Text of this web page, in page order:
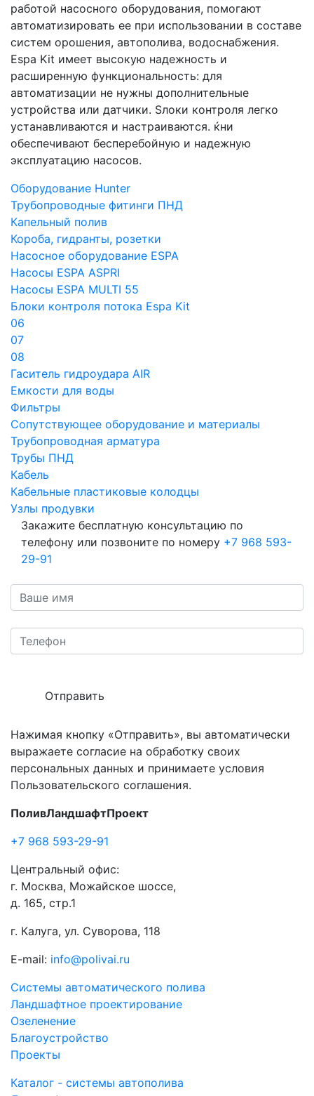
работой насосного оборудования, помогают
автоматизировать ее при использовании в составе
систем орошения, автополива, водоснабжения.
Espa Kit имеет высокую надежность и
расширенную функциональность: для
автоматизации не нужны дополнительные
устройства или датчики. Ѕлоки контроля легко
устанавливаются и настраиваются. ќни
обеспечивают бесперебойную и надежную
эксплуатацию насосов.
Оборудование Hunter
Трубопроводные фитинги ПНД
Капельный полив
Короба, гидранты, розетки
Насосное оборудование ESPA
Насосы ESPA ASPRI
Насосы ESPA MULTI 55
Блоки контроля потока Espa Kit
06
07
08
Гаситель гидроудара AIR
Емкости для воды
Фильтры
Сопутствующее оборудование и материалы
Трубопроводная арматура
Трубы ПНД
Кабель
Кабельные пластиковые колодцы
Узлы продувки
Закажите бесплатную консультацию по
телефону или позвоните по номеру +7 968 593-
29-91
Отправить
Нажимая кнопку «Отправить», вы автоматически
выражаете согласие на обработку своих
персональных данных и принимаете условия
Пользовательского соглашения.
ПоливЛандшафтПроект
+7 968 593-29-91
Центральный офис:
г. Москва, Можайское шоссе,
д. 165, стр.1
г. Калуга, ул. Суворова, 118
E-mail: info@polivai.ru
Системы автоматического полива
Ландшафтное проектирование
Озеленение
Благоустройство
Проекты
Каталог - системы автополива